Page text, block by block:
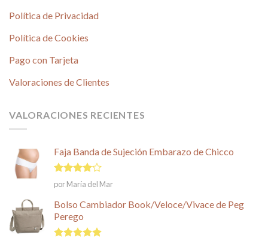
Política de Privacidad
Política de Cookies
Pago con Tarjeta
Valoraciones de Clientes
VALORACIONES RECIENTES
Faja Banda de Sujeción Embarazo de Chicco
Valorado
en
5
por María del Mar
Bolso Cambiador Book/Veloce/Vivace de Peg
Perego